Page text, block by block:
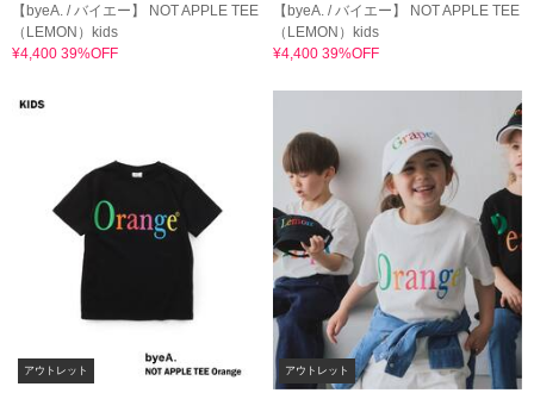
【byeA. / バイエー】 NOT APPLE TEE
（LEMON）kids
¥4,400 39%OFF
【byeA. / バイエー】 NOT APPLE TEE
（LEMON）kids
¥4,400 39%OFF
アウトレット アウトレット